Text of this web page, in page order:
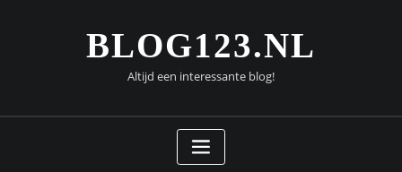
BLOG123.NL
Altijd een interessante blog!